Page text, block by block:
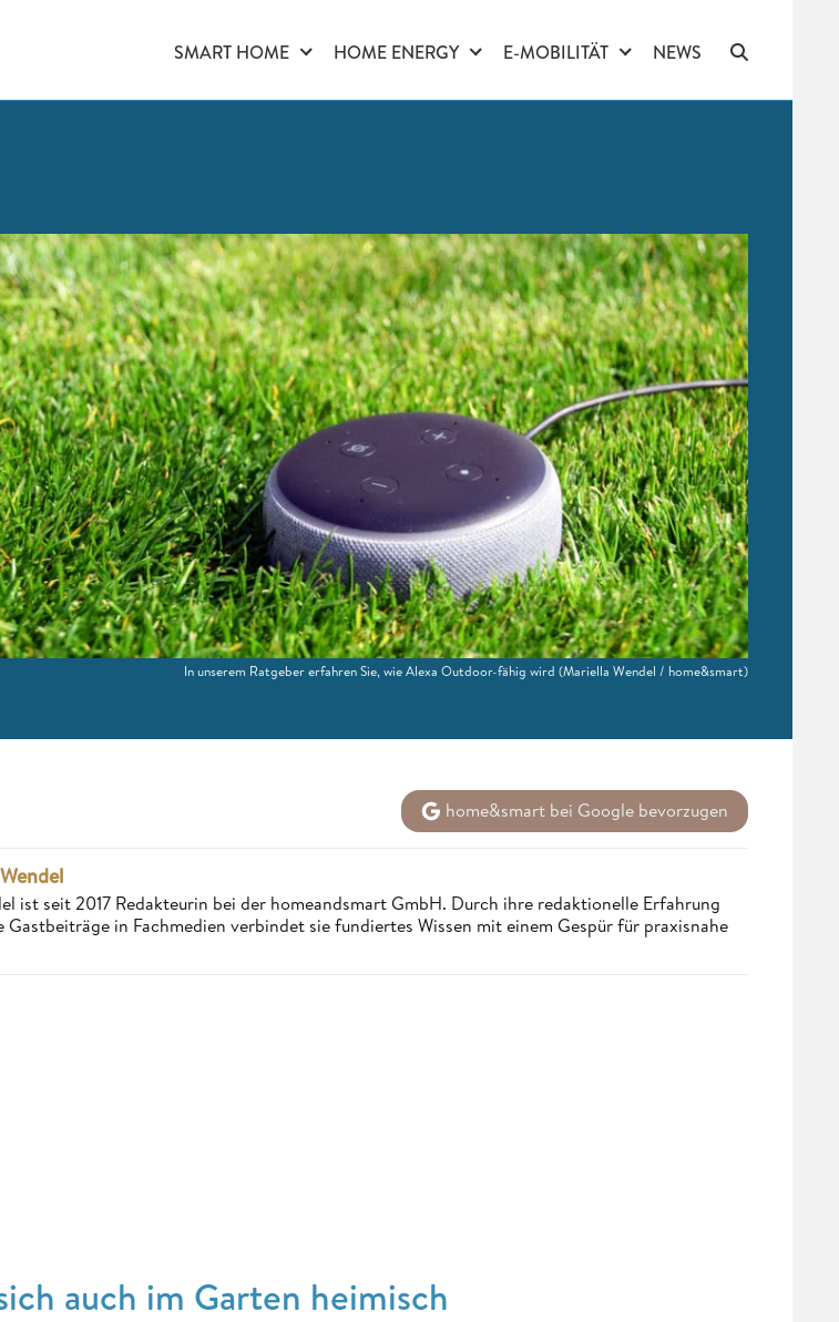
SMART HOME HOME ENERGY E-MOBILITÄT NEWS
In unserem Ratgeber erfahren Sie, wie Alexa Outdoor-fähig wird (Mariella Wendel / home&smart)
home&smart bei Google bevorzugen
ist seit 2017 Redakteurin bei der homeandsmart GmbH. Durch ihre redaktionelle Erfahrung
Gastbeiträge in Fachmedien verbindet sie fundiertes Wissen mit einem Gespür für praxisnahe
auch im Garten heimisch